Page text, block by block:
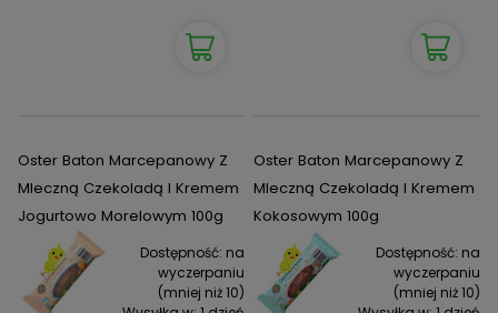
Oster Baton Marcepanowy Z
Mleczną Czekoladą I Kremem
Jogurtowo Morelowym 100g
Dostępność: na
wyczerpaniu
(mniej niż 10)
Oster Baton Marcepanowy Z
Mleczną Czekoladą I Kremem
Kokosowym 100g
Dostępność: na
wyczerpaniu
(mniej niż 10)